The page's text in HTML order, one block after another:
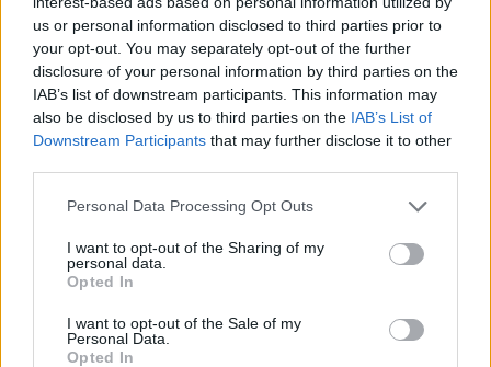
us or personal information disclosed to third parties prior to
your opt-out. You may separately opt-out of the further
disclosure of your personal information by third parties on the
IAB’s list of downstream participants. This information may
also be disclosed by us to third parties on the IAB’s List of
Downstream Participants that may further disclose it to other
Please note that this website/app uses one or more Google
not limited to your visit or usage behaviour. You may click to
grant or deny consent to Google and its third-party tags to
use your data for below specified purposes in below Google
consent section.
Personal Data Processing Opt Outs
I want to opt-out of the Sharing of my
personal data.
Opted In
I want to opt-out of the Sale of my
Personal Data.
Opted In